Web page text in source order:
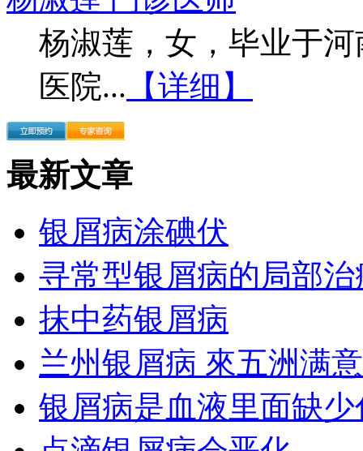
杨淑莲，女，毕业于
医院... 【详细】
最新文章
银屑病涂碘伏
寻常型银屑病的局部治
抹中药银屑病
兰州银屑病 來五洲满意
银屑病是血液里面缺少